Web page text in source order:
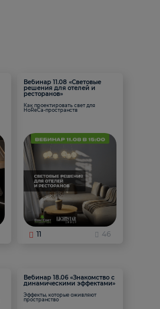
Вебинар 11.08 «Световые
решения для отелей и
ресторанов»
Как проектировать свет для
HoReCa-пространств
11 46
Вебинар 18.06 «Знакомство с
динамическими эффектами»
Эффекты, которые оживляют
пространство